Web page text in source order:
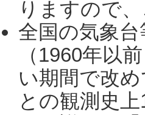
りますので
全国の気象
（1960年以
い期間で改
との観測史